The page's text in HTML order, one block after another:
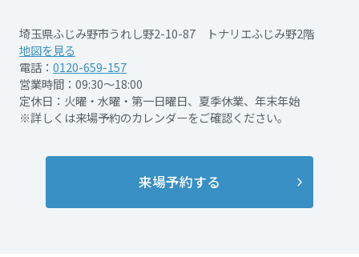
中古住宅検索
スムストック検索
社宅建築
医療・介護・子育て・障がい福祉施設
に役立つ多彩な情報を幅広くお届けします。
ホテル・旅館リフォーム
リフォーム営業所
これからリフォームをご検討の方
事業用売買
事業用地・事業用建物
ミサワリフォーム
ご相談窓口
お客様センター
ミサワホームグループ
IR情報
SDGs
環境活動
採用情報
埼玉県ふじみ野市うれし野2-10-87 トナリエふじみ野2階
地図を見る
電話： 0120-659-157
営業時間：09:30～18:00
定休日：火曜・水曜・第一日曜日、夏季休業、年末年始
※詳しくは来場予約のカレンダーをご確認ください。
来場予約する
山形県
福島県